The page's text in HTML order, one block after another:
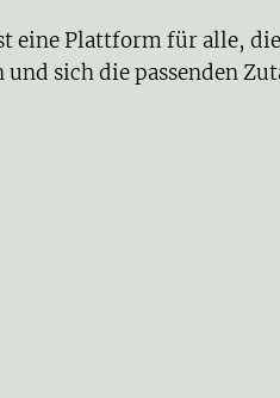
eine Plattform für alle,
sich die passenden